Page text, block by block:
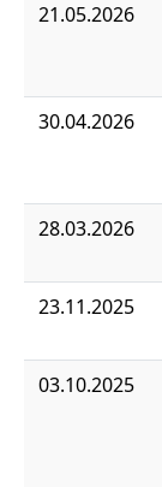
21.05.2026
30.04.2026
28.03.2026
23.11.2025
03.10.2025